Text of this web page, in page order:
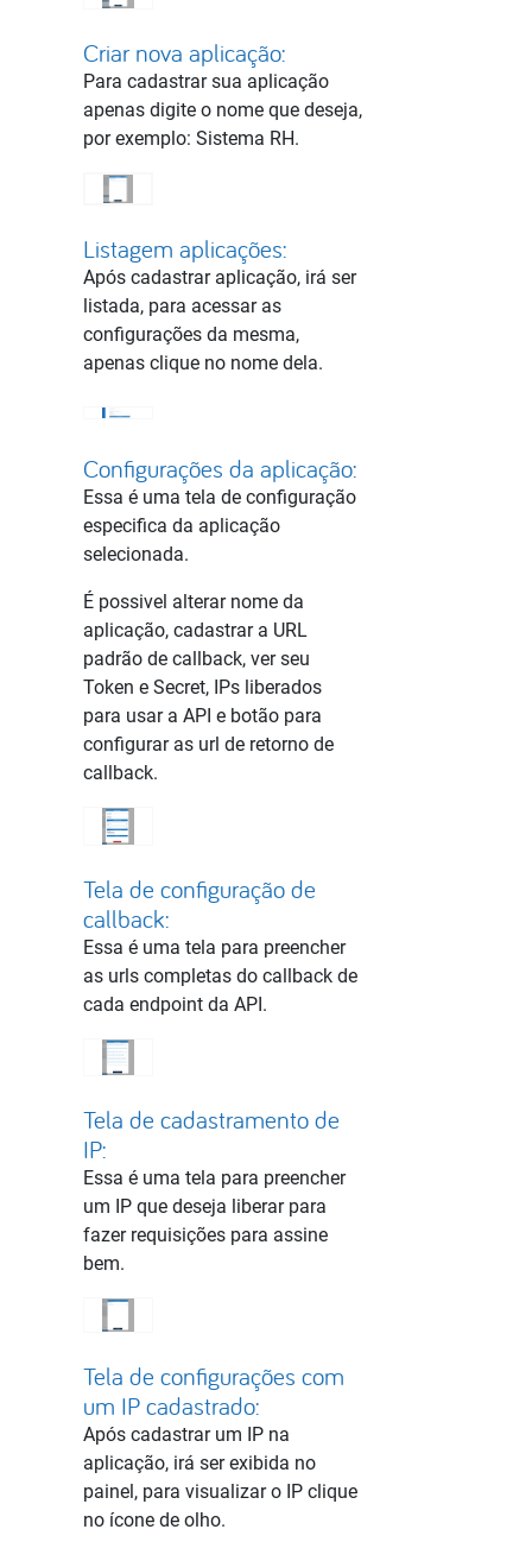
Criar nova aplicação:
Para cadastrar sua aplicação
apenas digite o nome que deseja,
por exemplo: Sistema RH.
Listagem aplicações:
Após cadastrar aplicação, irá ser
listada, para acessar as
configurações da mesma,
apenas clique no nome dela.
Configurações da aplicação:
Essa é uma tela de configuração
especifica da aplicação
selecionada.
É possivel alterar nome da
aplicação, cadastrar a URL
padrão de callback, ver seu
Token e Secret, IPs liberados
para usar a API e botão para
configurar as url de retorno de
callback.
Tela de configuração de
callback:
Essa é uma tela para preencher
as urls completas do callback de
cada endpoint da API.
Tela de cadastramento de
IP:
Essa é uma tela para preencher
um IP que deseja liberar para
fazer requisições para assine
bem.
Tela de configurações com
um IP cadastrado:
Após cadastrar um IP na
aplicação, irá ser exibida no
painel, para visualizar o IP clique
no ícone de olho.